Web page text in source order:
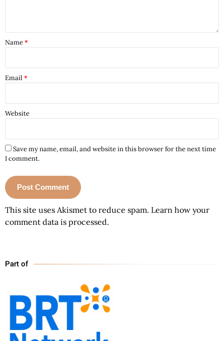
Name*
Email *
Website
Save my name, email, and website in this browser for the next time
I comment.
This site uses Akismet to reduce spam. Learn how your
comment data is processed.
Part of